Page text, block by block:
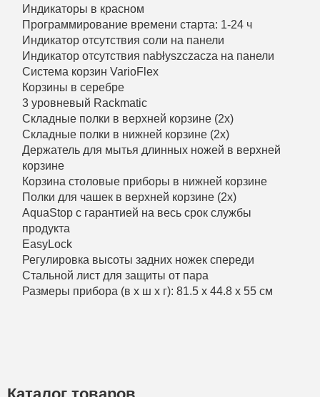
Индикаторы в красном
Программирование времени старта: 1-24 ч
Индикатор отсутствия соли на панели
Индикатор отсутствия nabłyszczacza на панели
Система корзин VarioFlex
Корзины в серебре
3 уровневый Rackmatic
Складные полки в верхней корзине (2x)
Складные полки в нижней корзине (2x)
Держатель для мытья длинных ножей в верхней
корзине
Корзина столовые приборы в нижней корзине
Полки для чашек в верхней корзине (2x)
AquaStop с гарантией на весь срок службы
продукта
EasyLock
Регулировка высоты задних ножек спереди
Стальной лист для защиты от пара
Размеры прибора (в x ш x г): 81.5 x 44.8 x 55 см